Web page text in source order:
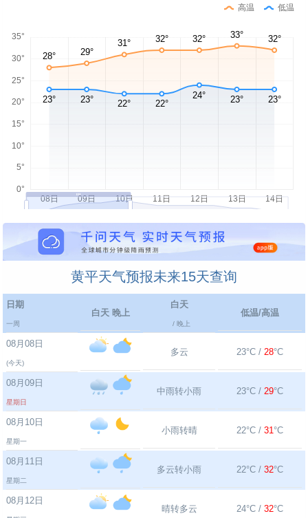
高温 低温
黄平天气预报未来15天查询
日期
一周
白天 晚上
白天
/ 晚上
低温/高温
08月08日
(今天)
多云 23°C / 28°C
08月09日
星期日
中雨转小雨 23°C / 29°C
08月10日
星期一
小雨转晴 22°C / 31°C
08月11日
星期二
多云转小雨 22°C / 32°C
08月12日
晴转多云 24°C / 32°C